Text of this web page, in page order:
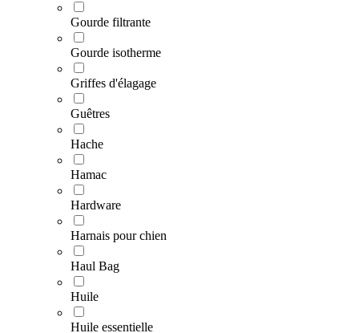
Gourde filtrante
Gourde isotherme
Griffes d'élagage
Guêtres
Hache
Hamac
Hardware
Harnais pour chien
Haul Bag
Huile
Huile essentielle